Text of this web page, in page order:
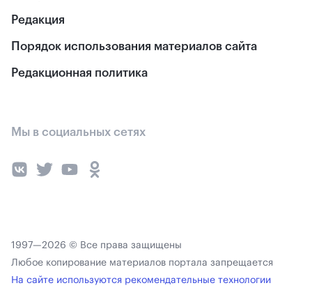
Редакция
Порядок использования материалов сайта
Редакционная политика
Мы в социальных сетях
1997—2026 © Все права защищены
Любое копирование материалов портала запрещается
На сайте используются рекомендательные технологии